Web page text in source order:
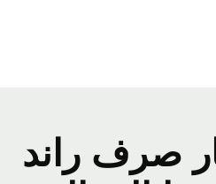
صرف راند